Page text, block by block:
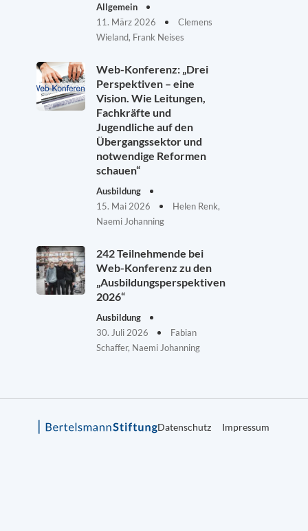
Allgemein
11. März 2026
Clemens
Wieland, Frank Neises
Web-Konferenz: „Drei
Perspektiven – eine
Vision. Wie Leitungen,
Fachkräfte und
Jugendliche auf den
Übergangssektor und
notwendige Reformen
schauen“
Ausbildung
15. Mai 2026
Helen Renk,
Naemi Johanning
242 Teilnehmende bei
Web-Konferenz zu den
„Ausbildungsperspektiven
2026“
Ausbildung
30. Juli 2026
Fabian
Schaffer, Naemi Johanning
Datenschutz Impressum